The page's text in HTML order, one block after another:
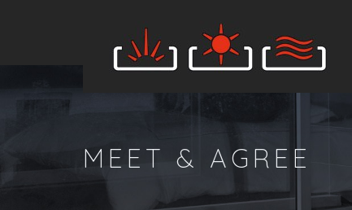
MEET & AGREE